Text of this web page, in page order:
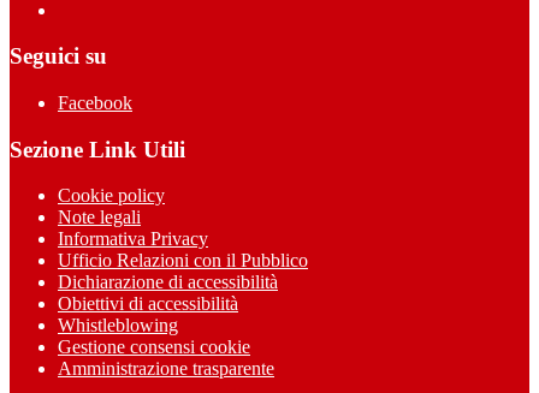
Seguici su
Facebook
Sezione Link Utili
Cookie policy
Note legali
Informativa Privacy
Ufficio Relazioni con il Pubblico
Dichiarazione di accessibilità
Obiettivi di accessibilità
Whistleblowing
Gestione consensi cookie
Amministrazione trasparente